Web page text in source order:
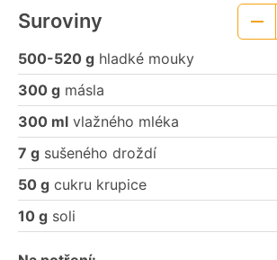
Suroviny
500-520 g hladké mouky
300 g másla
300 ml vlažného mléka
7 g sušeného droždí
50 g cukru krupice
10 g soli